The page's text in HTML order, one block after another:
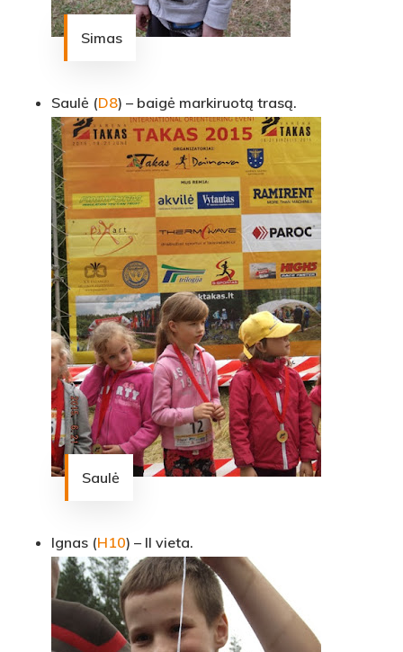
Simas
Saulė (D8) – baigė markiruotą trasą.
Saulė
Ignas (H10) – II vieta.